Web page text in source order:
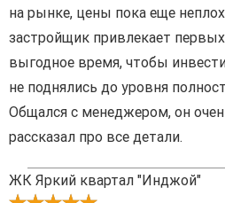
на рынке, цены пока еще
застройщик привлекает
выгодное время, чтобы
не поднялись до уровня
Общался с менеджером, он
рассказал про все детали.
ЖК Яркий квартал "Инджой"